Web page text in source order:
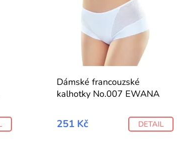
Dámské francouzské
kalhotky No.007 EWANA
251 Kč DETAIL